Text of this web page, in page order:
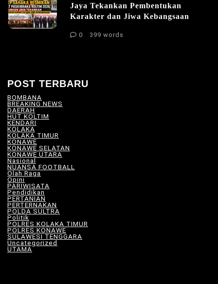
Jaya Tekankan Pembentukan
Karakter dan Jiwa Kebangsaan
0 399 words
POST TERBARU
BOMBANA
BREAKING NEWS
DAERAH
HUT KOLTIM
KENDARI
KOLAKA
KOLAKA TIMUR
KONAWE
KONAWE SELATAN
KONAWE UTARA
Nasional
NUANSA FOOTBALL
Olah Raga
Opini (5)
PARIWISATA
Pendidikan
PERTANIAN
PERTERNAKAN
POLDA SULTRA
Politik
POLRES KOLAKA TIMUR
POLRES KONAWE
SULAWESI TENGGARA
Uncategorized
UTAMA(180)